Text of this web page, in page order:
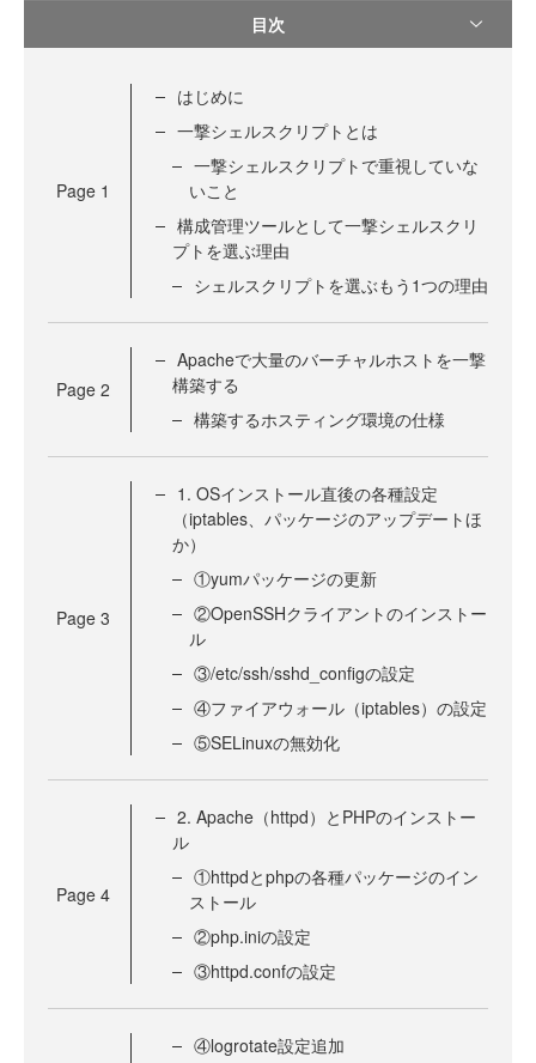
目次
Page 1
はじめに
一撃シェルスクリプトとは
一撃シェルスクリプトで重視していな
いこと
構成管理ツールとして一撃シェルスクリ
プトを選ぶ理由
シェルスクリプトを選ぶもう1つの理由
Page 2
Apacheで大量のバーチャルホストを一撃
構築する
構築するホスティング環境の仕様
Page 3
1. OSインストール直後の各種設定
（iptables、パッケージのアップデートほ
か）
①yumパッケージの更新
②OpenSSHクライアントのインストー
ル
③/etc/ssh/sshd_configの設定
④ファイアウォール（iptables）の設定
⑤SELinuxの無効化
Page 4
2. Apache（httpd）とPHPのインストー
ル
①httpdとphpの各種パッケージのイン
ストール
②php.iniの設定
③httpd.confの設定
④logrotate設定追加